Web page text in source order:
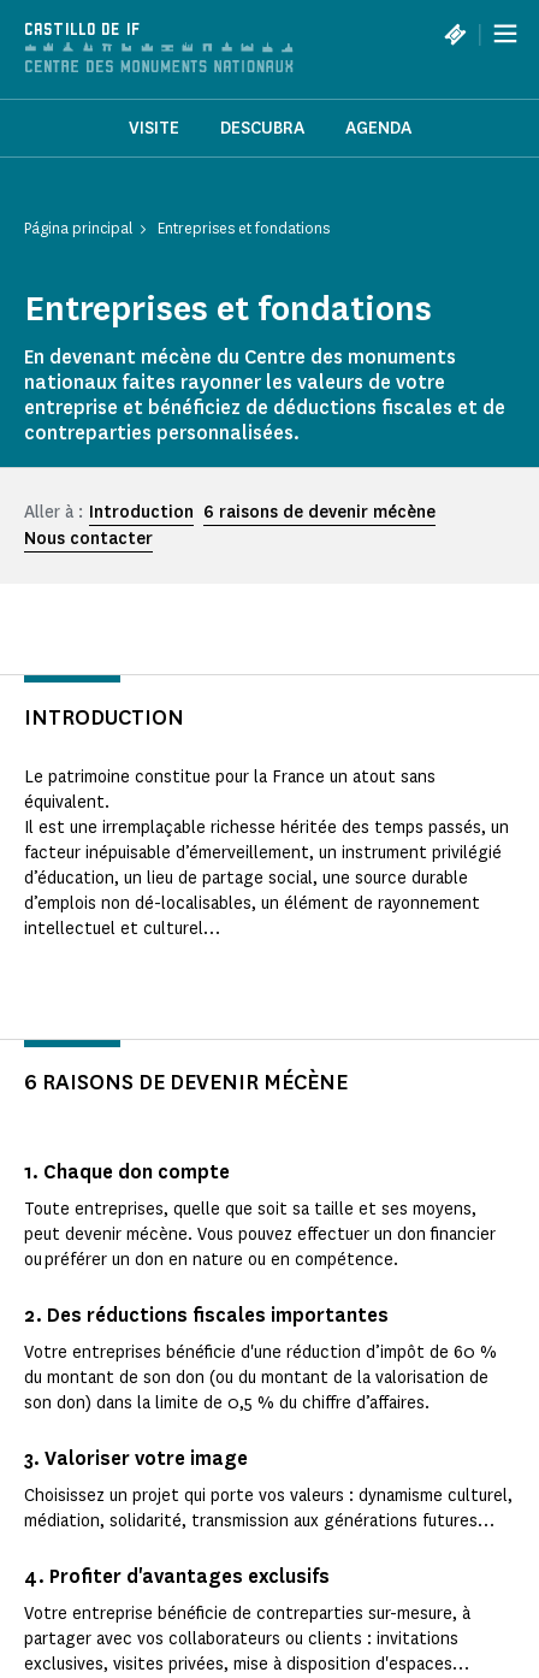
CASTILLO DE IF |
VISITE DESCUBRA AGENDA
Página principal Entreprises et fondations
Entreprises et fondations
En devenant mécène du Centre des monuments
nationaux faites rayonner les valeurs de votre
entreprise et bénéficiez de déductions fiscales et de
contreparties personnalisées.
Aller à : Introduction 6 raisons de devenir mécène
Nous contacter
INTRODUCTION
Le patrimoine constitue pour la France un atout sans
équivalent.
Il est une irremplaçable richesse héritée des temps passés, un
facteur inépuisable d’émerveillement, un instrument privilégié
d’éducation, un lieu de partage social, une source durable
d’emplois non dé-localisables, un élément de rayonnement
intellectuel et culturel…
6 RAISONS DE DEVENIR MÉCÈNE
1. Chaque don compte
Toute entreprises, quelle que soit sa taille et ses moyens,
peut devenir mécène. Vous pouvez effectuer un don financier
ou préférer un don en nature ou en compétence.
2. Des réductions fiscales importantes
Votre entreprises bénéficie d'une réduction d’impôt de 60 %
du montant de son don (ou du montant de la valorisation de
son don) dans la limite de 0,5 % du chiffre d’affaires.
3. Valoriser votre image
Choisissez un projet qui porte vos valeurs : dynamisme culturel,
médiation, solidarité, transmission aux générations futures…
4. Profiter d'avantages exclusifs
Votre entreprise bénéficie de contreparties sur-mesure, à
partager avec vos collaborateurs ou clients : invitations
exclusives, visites privées, mise à disposition d'espaces…